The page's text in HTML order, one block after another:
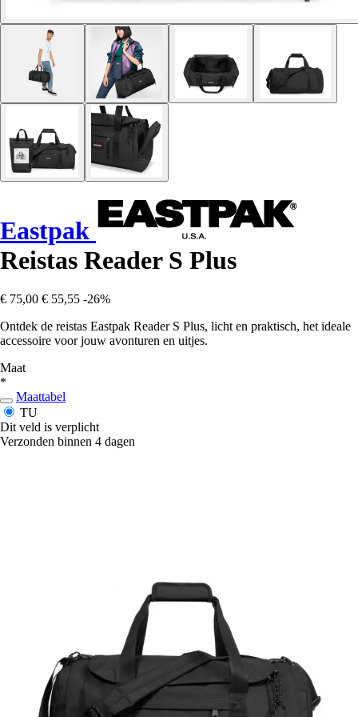
Eastpak
Reistas Reader S Plus
€ 75,00 € 55,55 -26%
Ontdek de reistas Eastpak Reader S Plus, licht en praktisch, het ideale
accessoire voor jouw avonturen en uitjes.
Maat
*
Maattabel
TU
Dit veld is verplicht
Verzonden binnen 4 dagen